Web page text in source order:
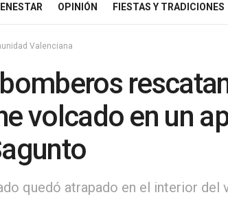
OPINIÓN FIESTAS Y TRADICIONES
Valenciana
volcado en un
quedó atrapado en el interior